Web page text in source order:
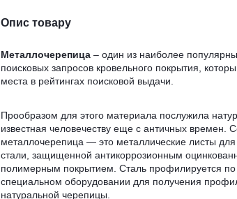
Опис товару
Металлочерепица – один из наиболее
поисковых запросов кровельного покрытия,
места в рейтингах поисковой выдачи.
Прообразом для этого материала послужила
известная человечеству еще с античных времен.
металлочерепица — это металлические листы для
стали, защищенной антикоррозионным
полимерным покрытием. Сталь профилируется
специальном оборудовании для получения
натуральной черепицы.